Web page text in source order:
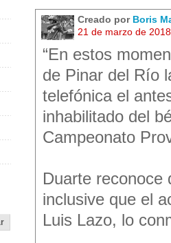
Creado por Boris
21 de marzo de
“En estos
de Pinar del Río
telefónica el
inhabilitado del
Campeonato
Duarte reconoce
inclusive que el
Luis Lazo, lo